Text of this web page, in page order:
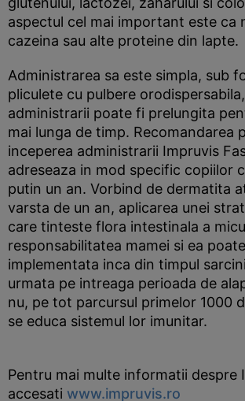
aspectul cel mai important este ca
cazeina sau alte proteine din lapte.
Administrarea sa este simpla, sub
pliculete cu pulbere
administrarii poate fi prelungita
mai lunga de timp. Recomandarea
inceperea administrarii Impruvis
adreseaza in mod specific copiilor
putin un an. Vorbind de dermatita
varsta de un an, aplicarea unei
care tinteste flora intestinala a
responsabilitatea mamei si ea
implementata inca din timpul
urmata pe intreaga perioada de
nu, pe tot parcursul primelor 1000
se educa sistemul lor imunitar.
Pentru mai multe informatii despre
accesati www.impruvis.ro